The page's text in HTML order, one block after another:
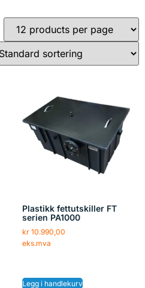
Plastikk fettutskiller FT
serien PA1000
kr10.990,00
eks.mva
Legg i handlekurv